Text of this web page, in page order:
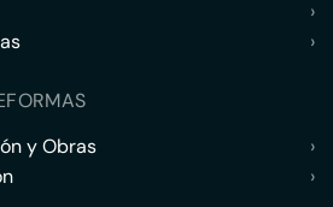
›
›
y Obras
›
›